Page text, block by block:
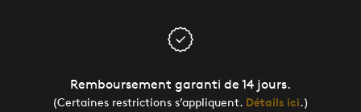
Remboursement garanti de 14 jours.
(Certaines restrictions s’appliquent. Détails ici.)